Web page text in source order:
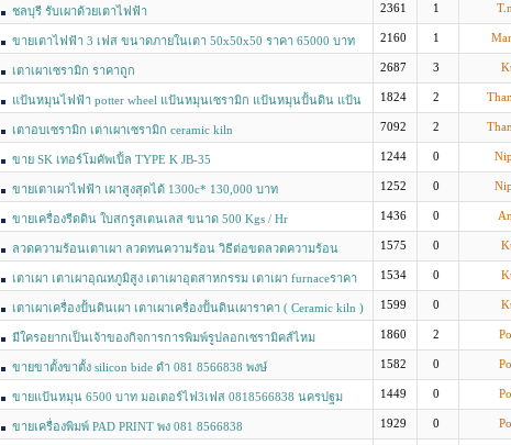
ชลบุรี รับเผาด้วยเตาไฟฟ้า 2361 1
ขายเตาไฟฟ้า​ 3 เฟส​ ขนาด​ภายในเตา​ 50x50x50 ราคา​ 65000 บาท 2160 1
เตาเผาเซรามิก ราคาถูก 2687 3
แป้นหมุนไฟฟ้า potter wheel แป้นหมุนเซรามิก แป้นหมุนปั้นดิน แป้น
หมุนปั้นดินไฟฟ้า แป้นหมุนไม้ แป้นหมุนปั้นดิน ราคา แป้นหมุนปั้นดิน
ราคาถูก
1824 2
เตาอบเซรามิก เตาเผาเซรามิก ceramic kiln 7092 2
ขาย SK เทอร์โมคัพเปิ้ล TYPE K JB-35 1244 0
ขายเตาเผาไฟฟ้า เผาสูงสุดได้ 1300c* 130,000 บาท 1252 0
ขายเครื่องรีดดิน ใบสกรูสเตนเลส ขนาด 500 Kgs / Hr 1436 0
ลวดความร้อนเตาเผา ลวดทนความร้อน วิธีต่อขดลวดความร้อน
1575 0
เตาเผา เตาเผาอุณหภูมิสูง เตาเผาอุตสาหกรรม เตาเผา furnaceราคา 1534 0
เตาเผาเครื่องปั้นดินเผา เตาเผาเครื่องปั้นดินเผาราคา ( Ceramic kiln ) 1599 0
มีใครอยากเป็นเจ้าของกิจการการพิมพ์รูปลอกเซรามิคส์ไหม
สอบถาม018 8566838 พงษ์
1860 2
ขายขาตั้งขาตั้ง silicon bide ดำ 081 8566838 พงษ์ 1582 0
ขายแป้นหมุน 6500 บาท มอเตอร์ไฟ3เฟส 0818566838 นครปฐม 1449 0
ขายเครื่องพิมพ์ PAD PRINT พง 081 8566838 1929 0